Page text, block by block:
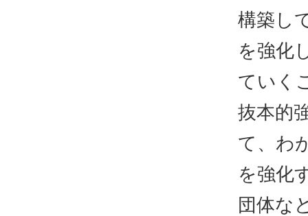
構築し
を強化
ていく
抜本的
て、わ
を強化
団体な